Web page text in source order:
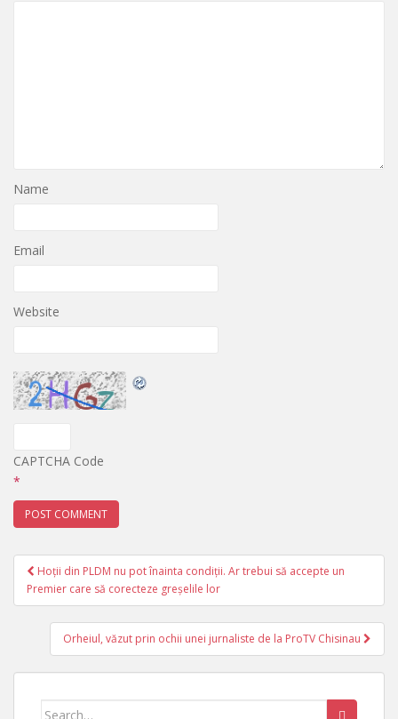
Name
Email
Website
CAPTCHA Code
*
Post navigation
Hoții din PLDM nu pot înainta condiții. Ar trebui să accepte un
Premier care să corecteze greșelile lor
Orheiul, văzut prin ochii unei jurnaliste de la ProTV Chisinau
Search for: